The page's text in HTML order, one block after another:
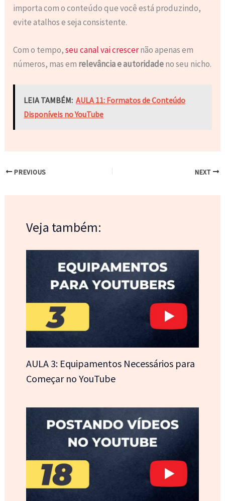
importa com o conteúdo que você está produzindo,
evite atalhos e seja consistente.
Com o tempo,seu canal vai crescernão apenas em
números, mas em relevância e autoridadeno seu nicho.
LEIA TAMBÉM: AULA 11: Formatos de Conteúdo
Disponíveis no YouTube
PREVIOUS NEXT
Veja também:
AULA 3: Equipamentos Necessários para
Começar no YouTube